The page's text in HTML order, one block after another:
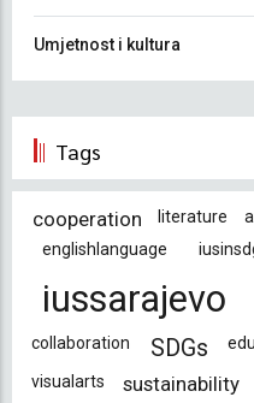
Umjetnost i kultura
Tags
cooperation literature
englishlanguage
iussarajevo
collaboration SDGs
visualarts
sustainability